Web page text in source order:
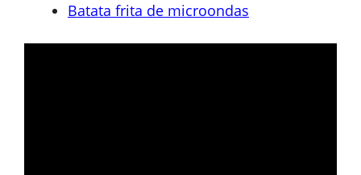
Batata frita de microondas